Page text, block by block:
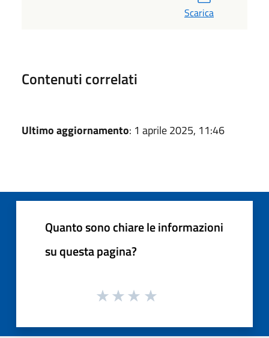
Scarica
Contenuti correlati
Ultimo aggiornamento: 1 aprile 2025, 11:46
Quanto sono chiare le informazioni
su questa pagina?